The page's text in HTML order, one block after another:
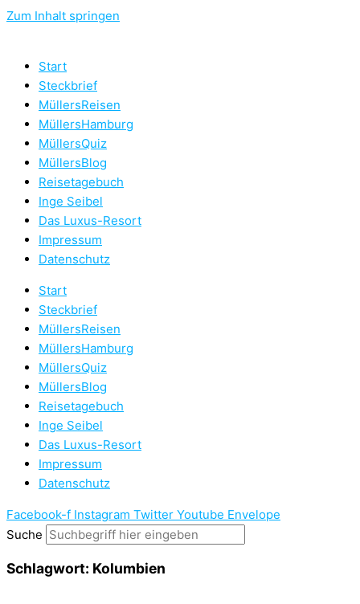
Zum Inhalt springen
Start
Steckbrief
MüllersReisen
MüllersHamburg
MüllersQuiz
MüllersBlog
Reisetagebuch
Inge Seibel
Das Luxus-Resort
Impressum
Datenschutz
Start
Steckbrief
MüllersReisen
MüllersHamburg
MüllersQuiz
MüllersBlog
Reisetagebuch
Inge Seibel
Das Luxus-Resort
Impressum
Datenschutz
Facebook-f Instagram Twitter Youtube Envelope
Suche
Schlagwort: Kolumbien